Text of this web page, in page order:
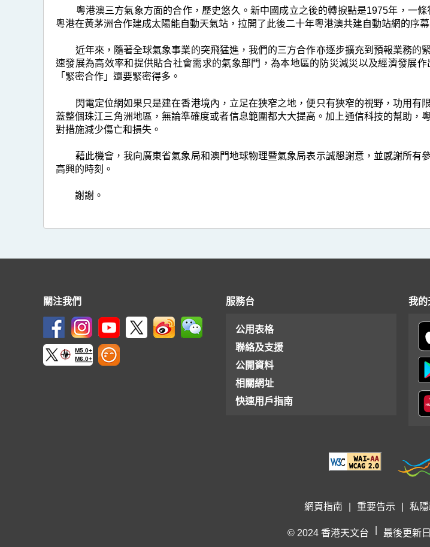
粵港澳三方氣象方面的合作，歷史悠久。新中國成立之後的轉捩點是1975年，一條
粵港在黃茅洲合作建成太陽能自動天氣站，拉開了此後二十年粵港澳共建自動站網的序
近年來，隨著全球氣象事業的突飛猛進，我們的三方合作亦逐步擴充到預報業務的
速發展為高效率和提供貼合社會需求的氣象部門，為本地區的防災減災以及經濟發展
「緊密合作」還要緊密得多。
閃電定位網如果只是建在香港境內，立足在狹窄之地，便只有狹窄的視野，功用有
蓋整個珠江三角洲地區，無論準確度或者信息範圍都大大提高。加上通信科技的幫助
對措施減少傷亡和損失。
藉此機會，我向廣東省氣象局和澳門地球物理暨氣象局表示誠懇謝意，並感謝所有
高興的時刻。
謝謝。
關注我們
M5.0+
M6.0+
服務台
公用表格
聯絡及支援
公開資料
相關網址
快速用戶指南
我的
網頁指南 重要告示 私
© 2024 香港天文台 最後更新